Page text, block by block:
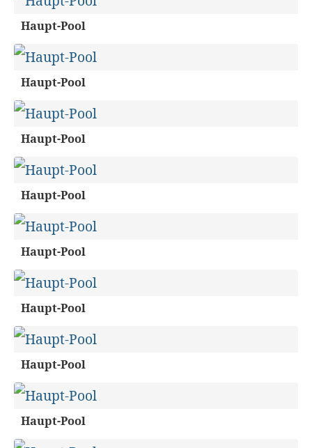
Haupt-Pool
Haupt-Pool
Haupt-Pool
Haupt-Pool
Haupt-Pool
Haupt-Pool
Haupt-Pool
Haupt-Pool